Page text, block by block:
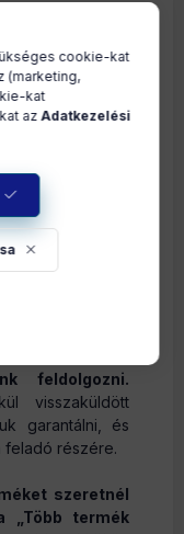
ki az alábbi
automatikus
lehetséges
(pl rövidzárat
űrlap kitöltése
feldolgozni.
visszaküldött
garantálni, és
feladó részére.
szeretnél
„Több termék
cookie-kat
(marketing,
kat
azAdatkezelési